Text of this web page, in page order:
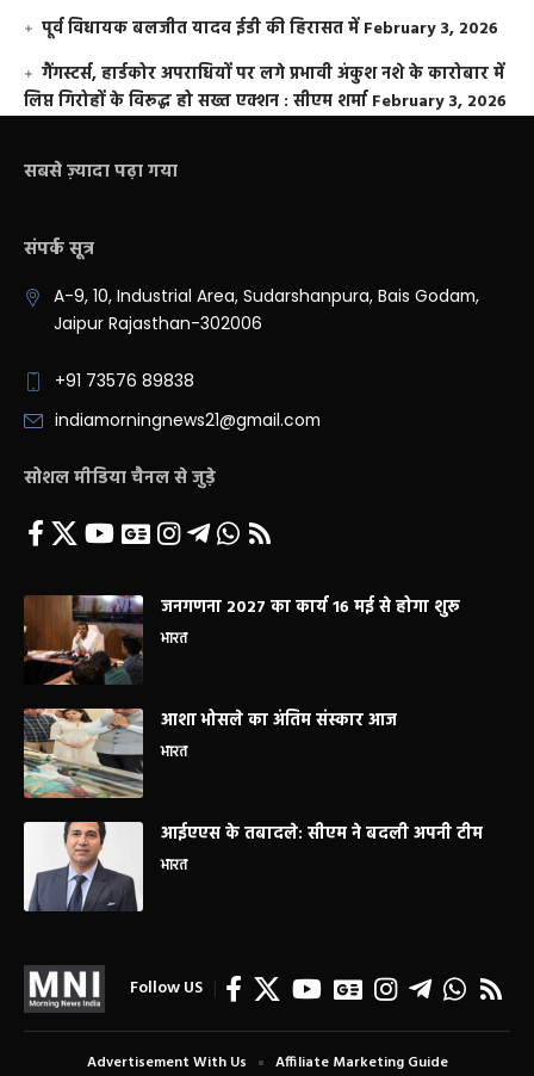
पूर्व विधायक बलजीत यादव ईडी की हिरासत में February 3, 2026
गैंगस्टर्स, हार्डकोर अपराधियों पर लगे प्रभावी अंकुश नशे के कारोबार में
लिप्त गिरोहों के विरूद्ध हो सख्त एक्शन : सीएम शर्मा February 3, 2026
सबसे ज़्यादा पढ़ा गया
संपर्क सूत्र
A-9, 10, Industrial Area, Sudarshanpura, Bais Godam,
Jaipur Rajasthan-302006
+91 73576 89838
indiamorningnews21@gmail.com
सोशल मीडिया चैनल से जुड़े
जनगणना 2027 का कार्य 16 मई से होगा शुरू
भारत
आशा भोसले का अंतिम संस्कार आज
भारत
आईएएस के तबादले: सीएम ने बदली अपनी टीम
भारत
Follow US
Advertisement With Us Affiliate Marketing Guide